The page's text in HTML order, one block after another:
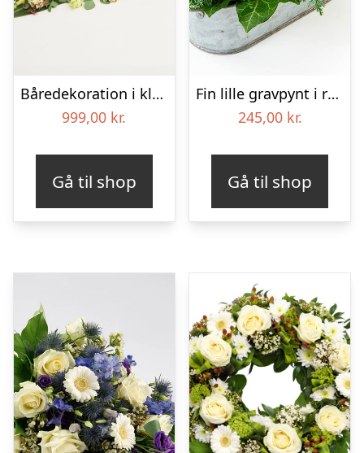
Båredekoration i klassisk stil – rød og hvid
999,00 kr.
Gå til shop
Fin lille gravpynt i rød, floristens valg – Blomster til begravelse
245,00 kr.
Gå til shop